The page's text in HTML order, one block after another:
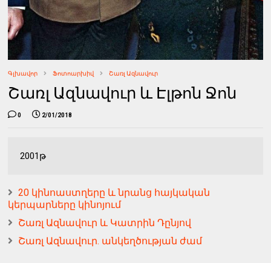
Գլխավոր Ֆոտոարխիվ Շառլ Ազնավուր
Շառլ Ազնավուր և Էլթոն Ջոն
0 2/01/2018
2001թ
20 կինոաստղերը և նրանց հայկական
կերպարները կինոյում
Շառլ Ազնավուր և Կատրին Դընյով
Շառլ Ազնավուր. անկեղծության ժամ